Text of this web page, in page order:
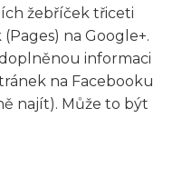
žebříček třiceti
na Google+.
informaci
na Facebooku
najít). Může to být